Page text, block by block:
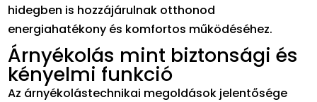
hidegben is hozzájárulnak otthonod
energiahatékony és komfortos működéséhez.
Árnyékolás mint biztonsági és
kényelmi funkció
Az árnyékolástechnikai megoldások jelentősége